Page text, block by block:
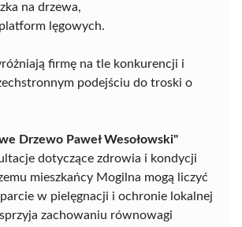
na drzewa,
lęgowych.
firmę na tle konkurencji i
podejściu do troski o
Drzewo Paweł Wesołowski"
dotyczące zdrowia i kondycji
mieszkańcy Mogilna mogą liczyć
w pielęgnacji i ochronie lokalnej
zachowaniu równowagi